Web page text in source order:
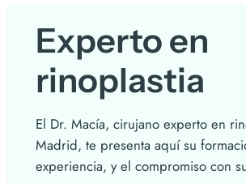
Experto en
rinoplastia
El Dr. Macía, cirujano experto en
Madrid, te presenta aquí su
experiencia, y el compromiso con